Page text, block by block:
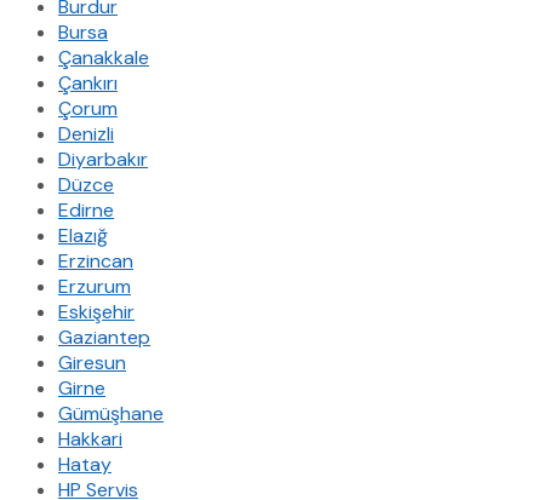
Burdur
Bursa
Çanakkale
Çankırı
Çorum
Denizli
Diyarbakır
Düzce
Edirne
Elazığ
Erzincan
Erzurum
Eskişehir
Gaziantep
Giresun
Girne
Gümüşhane
Hakkari
Hatay
HP Servis